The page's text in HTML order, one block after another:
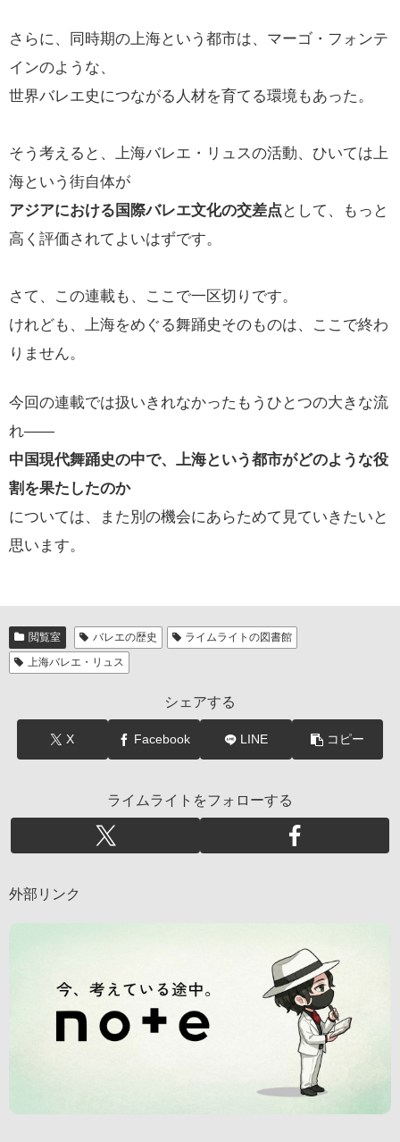
さらに、同時期の上海という都市は、マーゴ・フォンテ
インのような、
世界バレエ史につながる人材を育てる環境もあった。
そう考えると、上海バレエ・リュスの活動、ひいては上
海という街自体が
アジアにおける国際バレエ文化の交差点 として、もっと
高く評価されてよいはずです。
さて、この連載も、ここで一区切りです。
けれども、上海をめぐる舞踊史そのものは、ここで終わ
りません。
今回の連載では扱いきれなかったもうひとつの大きな流
れ――
中国現代舞踊史の中で、上海という都市がどのような役
割を果たしたのか
については、また別の機会にあらためて見ていきたいと
思います。
閲覧室 バレエの歴史
ライムライトの図書館
上海バレエ・リュス
シェアする
X Facebook LINE コピー
ライムライトをフォローする
外部リンク